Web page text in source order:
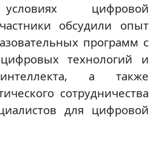
цифровой
обсудили опыт
программ с
технологий и
интеллекта, а также
сотрудничества
для цифровой